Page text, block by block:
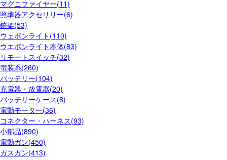
マグニファイヤー(11)
照準器アクセサリー(6)
銃架(53)
ウェポンライト(110)
ウエポンライト本体(83)
リモートスイッチ(32)
電装系(260)
バッテリー(104)
充電器・放電器(20)
バッテリーケース(8)
電動モーター(36)
コネクター・ハーネス(93)
小部品(890)
電動ガン(450)
ガスガン(413)